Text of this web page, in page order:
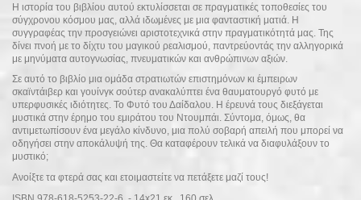
Η ιστορία του βιβλίου αυτού εκτυλίσσεται σε πραγματικές τοποθεσίες του
σύγχρονου κόσμου μας, αλλά ιδωμένες με μια φανταστική ματιά. Η
συγγραφέας την προσγειώνει αριστοτεχνικά στην πραγματικότητά μας. Της
δίνει πνοή με το δίχτυ του μαγικού ρεαλισμού, παντρεύοντάς την αλληγορικά
με μηνύματα αυτογνωσίας, πνευματικών και ανθρώπινων αξιών.
Σε αυτό το βιβλίο μια ομάδα στρατιωτών επιστημόνων κι έμπειρων
σκαϊντάιβερ και γουίνγκ σούτερ ανακαλύπτει ένα θαυματουργό φυτό με
υπερφυσικές ιδιότητες. Το Φυτό του Δαίδαλου. Η έρευνά τους διεξάγεται
μυστικά στην έρημο του εμιράτου του Ντουμπάι. Σύντομα, όμως, θα
αντιμετωπίσουν ένα μεγάλο κίνδυνο, μια πολύ σοβαρή απειλή που μπορεί να
οδηγήσει στην αποκάλυψή της. Θα καταφέρουν τελικά να διαφυλάξουν το
μυστικό;
Ανοίξτε τα φτερά σας και ετοιμαστείτε να πετάξετε μαζί τους!